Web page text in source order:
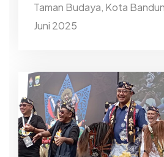
Taman Budaya, Kota
Juni 2025